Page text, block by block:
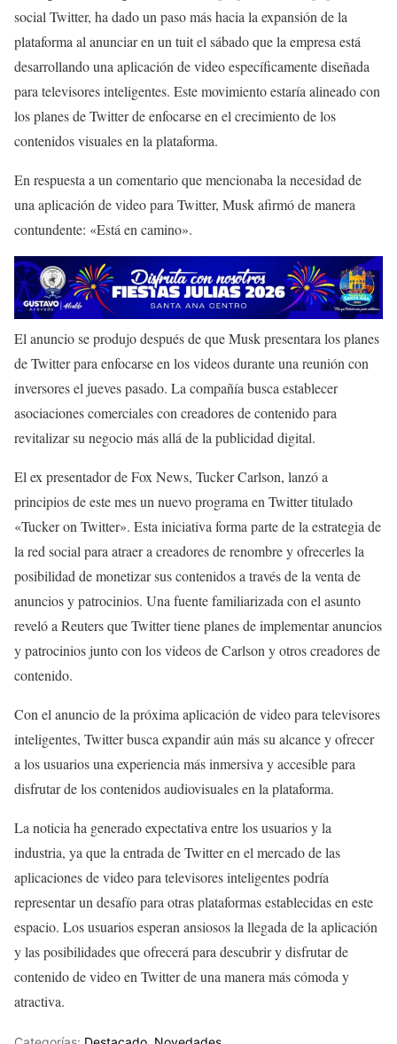
social Twitter, ha dado un paso más hacia la expansión de la
plataforma al anunciar en un tuit el sábado que la empresa está
desarrollando una aplicación de video específicamente diseñada
para televisores inteligentes. Este movimiento estaría alineado con
los planes de Twitter de enfocarse en el crecimiento de los
contenidos visuales en la plataforma.
En respuesta a un comentario que mencionaba la necesidad de
una aplicación de video para Twitter, Musk afirmó de manera
contundente: «Está en camino».
El anuncio se produjo después de que Musk presentara los planes
de Twitter para enfocarse en los videos durante una reunión con
inversores el jueves pasado. La compañía busca establecer
asociaciones comerciales con creadores de contenido para
revitalizar su negocio más allá de la publicidad digital.
El ex presentador de Fox News, Tucker Carlson, lanzó a
principios de este mes un nuevo programa en Twitter titulado
«Tucker on Twitter». Esta iniciativa forma parte de la estrategia de
la red social para atraer a creadores de renombre y ofrecerles la
posibilidad de monetizar sus contenidos a través de la venta de
anuncios y patrocinios. Una fuente familiarizada con el asunto
reveló a Reuters que Twitter tiene planes de implementar anuncios
y patrocinios junto con los videos de Carlson y otros creadores de
contenido.
Con el anuncio de la próxima aplicación de video para televisores
inteligentes, Twitter busca expandir aún más su alcance y ofrecer
a los usuarios una experiencia más inmersiva y accesible para
disfrutar de los contenidos audiovisuales en la plataforma.
La noticia ha generado expectativa entre los usuarios y la
industria, ya que la entrada de Twitter en el mercado de las
aplicaciones de video para televisores inteligentes podría
representar un desafío para otras plataformas establecidas en este
espacio. Los usuarios esperan ansiosos la llegada de la aplicación
y las posibilidades que ofrecerá para descubrir y disfrutar de
contenido de video en Twitter de una manera más cómoda y
atractiva.